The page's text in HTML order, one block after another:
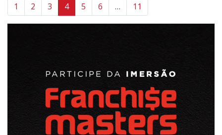
1 2 3 4 5 6 … 11